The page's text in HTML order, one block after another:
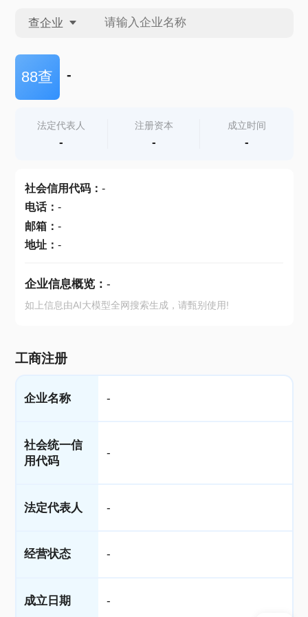
查企业
查企业
查产地
88查 -
法定代表人
-
注册资本
-
成立时间
-
社会信用代码： -
电话： -
邮箱： -
地址： -
企业信息概览： -
如上信息由AI大模型全网搜索生成，请甄别使用!
工商注册
企业名称 -
社会统一信
用代码
-
法定代表人 -
经营状态 -
成立日期 -